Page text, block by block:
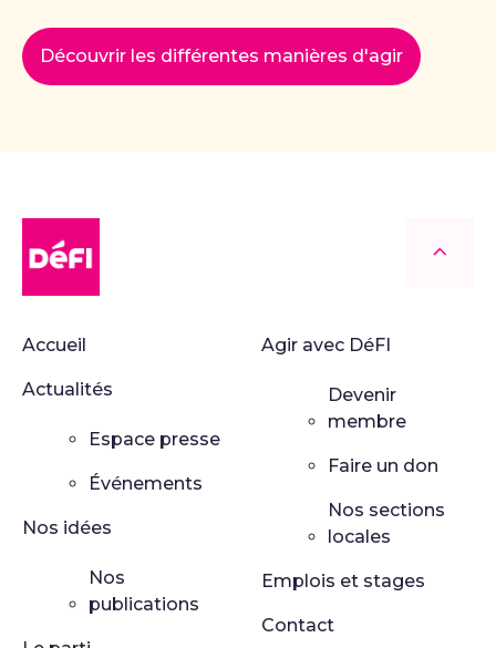
Découvrir les différentes manières d'agir
Accueil
Actualités
Espace presse
Événements
Nos idées
Nos
publications
Agir avec DéFI
Devenir
membre
Faire un don
Nos sections
locales
Emplois et stages
Contact